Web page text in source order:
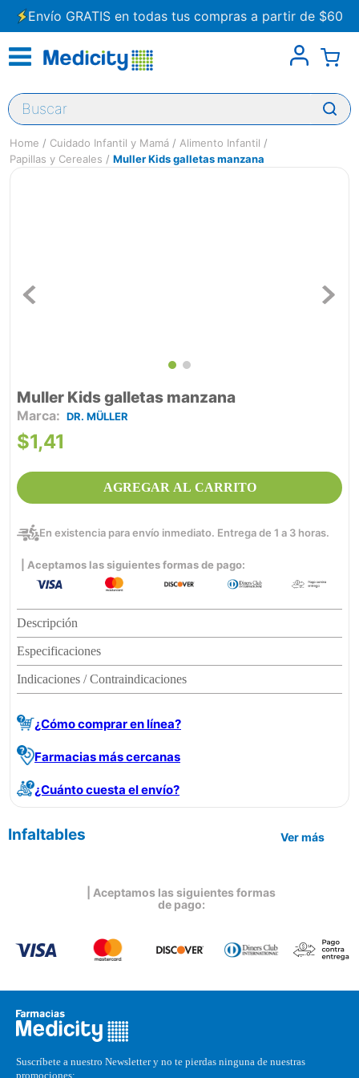
Envío GRATIS en todas tus compras a partir de $60
Buscar
Cuidado Infantil y Mamá
Alimento Infantil
Papillas y Cereales
Muller Kids galletas manzana
Muller Kids galletas manzana
DR. MÜLLER
$1,41
AGREGAR AL CARRITO
En existencia para envío inmediato. Entrega de 1 a 3 horas.
| Aceptamos las siguientes formas de pago:
Descripción
Especificaciones
Indicaciones / Contraindicaciones
¿Cómo comprar en línea?
Farmacias más cercanas
¿Cuánto cuesta el envío?
Infaltables Ver más
| Aceptamos las siguientes formas
de pago:
Suscríbete a nuestro Newsletter y no te pierdas ninguna de nuestras
promociones: